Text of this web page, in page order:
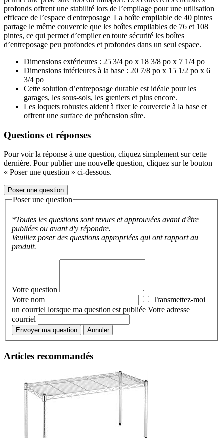
profonds offrent une stabilité lors de l’empilage pour une utilisation
efficace de l’espace d'entreposage. La boîte empilable de 40 pintes
partage le même couvercle que les boîtes empilables de 76 et 108
pintes, ce qui permet d’empiler en toute sécurité les boîtes
d’entreposage peu profondes et profondes dans un seul espace.
Dimensions extérieures : 25 3/4 po x 18 3/8 po x 7 1/4 po
Dimensions intérieures à la base : 20 7/8 po x 15 1/2 po x 6
3/4 po
Cette solution d’entreposage durable est idéale pour les
garages, les sous-sols, les greniers et plus encore.
Les loquets robustes aident à fixer le couvercle à la base et
offrent une surface de préhension sûre.
Questions et réponses
Pour voir la réponse à une question, cliquez simplement sur cette
dernière. Pour publier une nouvelle question, cliquez sur le bouton
« Poser une question » ci-dessous.
Poser une question
Poser une question
*Toutes les questions sont revues et approuvées avant d'être
publiées ou avant d'y répondre.
Veuillez poser des questions appropriées qui ont rapport au
produit.
Votre question
Votre nom
Transmettez-moi
un courriel lorsque ma question est publiée Votre adresse
courriel
Envoyer ma question Annuler
Articles recommandés